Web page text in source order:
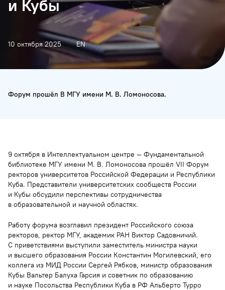
и Кубы
10 октября 2025 EN
Форум прошёл В МГУ имени М. В. Ломоносова.
9 октября в Интеллектуальном центре — Фундаментальной
библиотеке МГУ имени М. В. Ломоносова прошёл VII Форум
ректоров университетов Российской Федерации и Республики
Куба. Представители университетских сообществ России
и Кубы обсудили перспективы сотрудничества
в образовательной и научной областях.
Работу форума возглавил президент Российского союза
ректоров, ректор МГУ, академик РАН Виктор Садовничий.
С приветствиями выступили заместитель министра науки
и высшего образования России Константин Могилевский, его
коллега из МИД России Сергей Рябков, министр образования
Кубы Вальтер Балуха Гарсия и советник по образованию
и науке Посольства Республики Куба в РФ Альберто Турро